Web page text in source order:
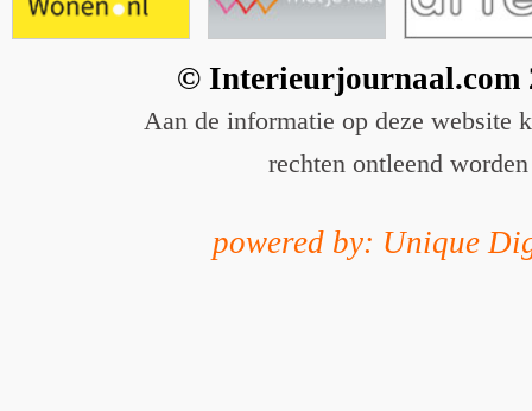
© Interieurjournaal.com
Aan de informatie op deze website
rechten ontleend worden
powered by: Unique